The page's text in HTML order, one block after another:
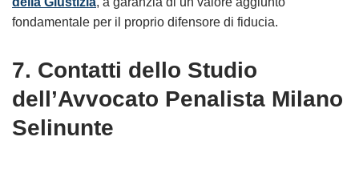
fondamentale per il proprio difensore di fiducia.
7. Contatti dello Studio
dell’Avvocato Penalista Milano
Selinunte